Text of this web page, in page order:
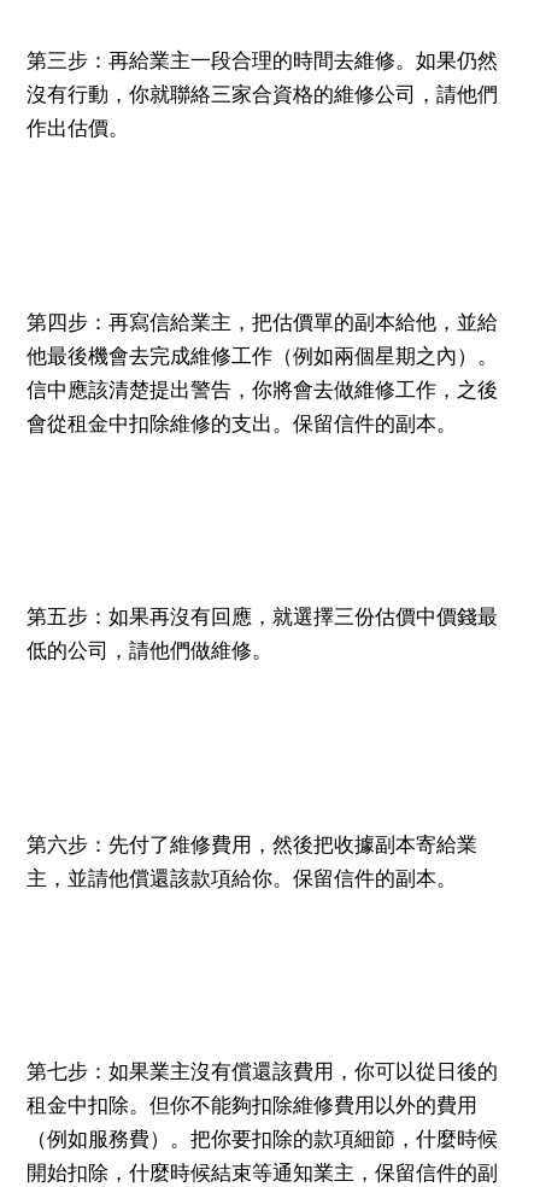
第三步：再給業主一段合理的時間去維修。如果仍然
沒有行動，你就聯絡三家合資格的維修公司，請他們
作出估價。
第四步：再寫信給業主，把估價單的副本給他，並給
他最後機會去完成維修工作（例如兩個星期之內）。
信中應該清楚提出警告，你將會去做維修工作，之後
會從租金中扣除維修的支出。保留信件的副本。
第五步：如果再沒有回應，就選擇三份估價中價錢最
低的公司，請他們做維修。
第六步：先付了維修費用，然後把收據副本寄給業
主，並請他償還該款項給你。保留信件的副本。
第七步：如果業主沒有償還該費用，你可以從日後的
租金中扣除。但你不能夠扣除維修費用以外的費用
（例如服務費）。把你要扣除的款項細節，什麼時候
開始扣除，什麼時候結束等通知業主，保留信件的副